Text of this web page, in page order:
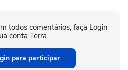
todos comentários, faça Login
conta Terra
para participar